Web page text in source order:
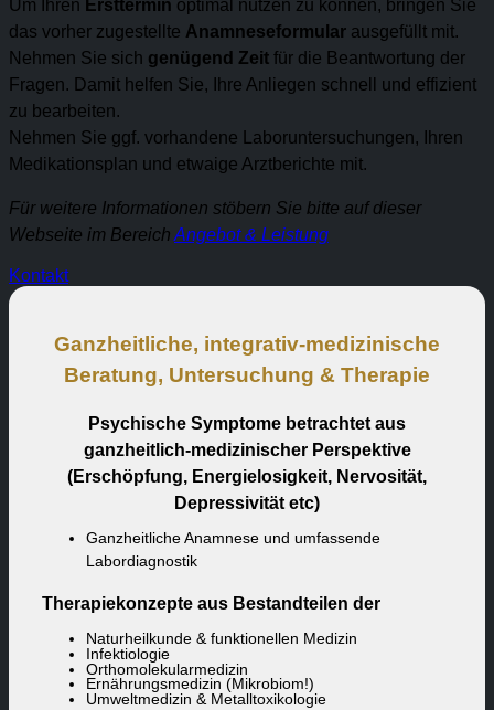
Um Ihren Ersttermin optimal nutzen zu können, bringen Sie
das vorher zugestellte Anamneseformular ausgefüllt mit.
Nehmen Sie sich genügend Zeit für die Beantwortung der
Fragen. Damit helfen Sie, Ihre Anliegen schnell und effizient
zu bearbeiten.
Nehmen Sie ggf. vorhandene Laboruntersuchungen, Ihren
Medikationsplan und etwaige Arztberichte mit.
Für weitere Informationen stöbern Sie bitte auf dieser
Webseite im Bereich Angebot & Leistung
Kontakt
Ganzheitliche, integrativ-medizinische
Beratung, Untersuchung & Therapie
Psychische Symptome betrachtet aus
ganzheitlich-medizinischer Perspektive
(Erschöpfung, Energielosigkeit, Nervosität,
Depressivität etc)
Ganzheitliche Anamnese und umfassende
Labordiagnostik
Therapiekonzepte aus Bestandteilen der
Naturheilkunde & funktionellen Medizin
Infektiologie
Orthomolekularmedizin
Ernährungsmedizin (Mikrobiom!)
Umweltmedizin & Metalltoxikologie